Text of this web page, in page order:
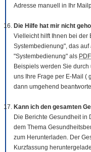
Adresse manuell in Ihr
Die Hilfe hat mir nicht
Vielleicht hilft Ihnen bei der
Systembedienung", das
"Systembedienung" als PDF
Beispiels werden Sie
uns Ihre Frage per E-Mail (
dann umgehend
Kann ich den gesamten
Die Berichte Gesundheit in
dem Thema
zum Herunterladen. Der
Kurzfassung